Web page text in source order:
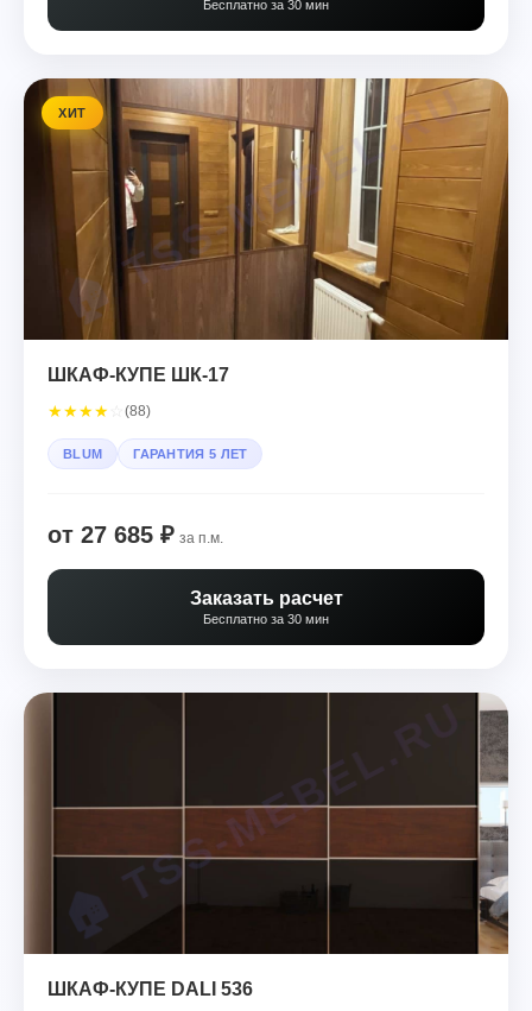
Бесплатно за 30 мин
ХИТ
ШКАФ-КУПЕ ШК-17
★★★★ (88)
BLUM ГАРАНТИЯ 5 ЛЕТ
от 27 685 ₽ за п.м.
Заказать расчет
Бесплатно за 30 мин
ШКАФ-КУПЕ DALI 536